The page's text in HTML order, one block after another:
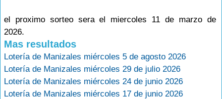
el proximo sorteo sera el miercoles 11 de marzo de
2026.
Mas resultados
Lotería de Manizales miércoles 5 de agosto 2026
Lotería de Manizales miércoles 29 de julio 2026
Lotería de Manizales miércoles 24 de junio 2026
Lotería de Manizales miércoles 17 de junio 2026